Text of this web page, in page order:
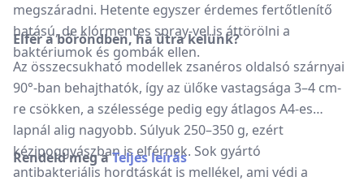
megszáradni. Hetente egyszer érdemes fertőtlenítő
hatású, de klórmentes spray-vel is áttörölni a
baktériumok és gombák ellen.
Elfér a bőröndben, ha útra kelünk?
Az összecsukható modellek zsanéros oldalsó szárnyai
90°-ban behajthatók, így az ülőke vastagsága 3–4 cm-
re csökken, a szélessége pedig egy átlagos A4-es
lapnál alig nagyobb. Súlyuk 250–350 g, ezért
kézipoggyászban is elférnek. Sok gyártó
antibakteriális hordtáskát is mellékel, ami védi a
Rendeld meg aTeljes leírás